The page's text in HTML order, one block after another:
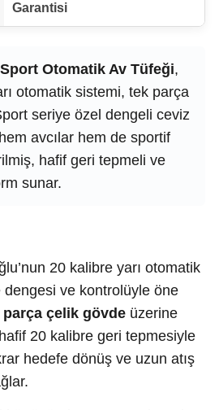
Garantisi
Otomatik Av Tüfeği,
otomatik sistemi, tek parça
seriye özel dengeli ceviz
avcılar hem de sportif
hafif geri tepmeli ve
sunar.
20 kalibre yarı otomatik
ve kontrolüyle öne
parça çelik gövdeüzerine
20 kalibre geri tepmesiyle
hedefe dönüş ve uzun atış